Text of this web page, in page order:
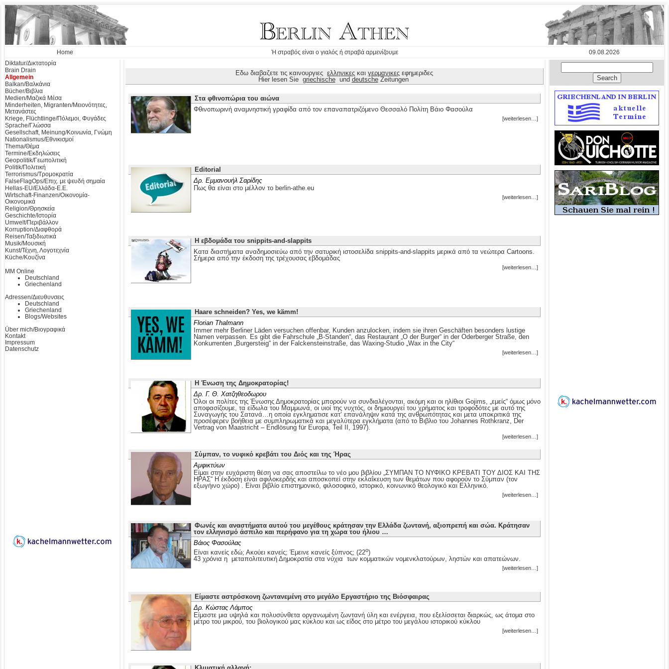
Home Ή στραβός είναι ο γιαλός ή στραβά αρμενίζουμε
09.08.2026
Diktatur/Δικτατορία
Brain Drain
Allgemein
Balkan/Βαλκάνια
Bücher/Βιβλια
Medien/Μαζικά Μέσα
Minderheiten, Migranten/Μειονότητες,
Μετανάστες
Kriege, Flüchtlinge/Πόλεμοι, Φυγάδες
Sprache/Γλώσσα
Gesellschaft, Meinung/Κοινωνία, Γνώμη
Nationalismus/Εθνικισμοί
Thema/Θέμα
Termine/Εκδηλώσεις
Geopolitik/Γεωπολιτική
Politik/Πολιτική
Terrorismus/Τρομοκρατία
FalseFlagOps/Επιχ. με ψευδή σημαία
Hellas-EU/Ελλάδα-Ε.Ε.
Wirtschaft-Finanzen/Οικονομία-
Οικονομικά
Religion/Θρησκεία
Geschichte/Ιστορία
Umwelt/Περιβάλλον
Korruption/Διαφθορά
Reisen/Ταξιδιωτικά
Musik/Μουσική
Kunst/Τέχνη, Λογοτεχνία
Küche/Κουζίνα
MM Online
Deutschland
Griechenland
Adressen/Διευθυνσεις
Deutschland
Griechenland
Blogs/Websites
Über mich/Βιογραφικά
Kontakt
Impressum
Datenschutz
Εδω διαβαζετε τις καινουργιες ελληνικες και γερμανικες εφημεριδες
Hier lesen Sie griechischeund deutscheZeitungen
Στα φθινοπώρια του αιώνα
Φθινοπωρινή αναμνηστική γραφίδα από τον επαναπατριζόμενο Θεσσαλό Πολίτη Βάιο Φασούλα
[weiterlesen…]
Editorial
Δρ. Εμμανουήλ Σαρίδης
Πως θα είναι στο μέλλον το berlin-athe.eu
[weiterlesen…]
Η εβδομάδα του snippits-and-slappits
Κατα διαστήματα αναδημοσιεύω από την σατυρική ιστοσελίδα snippits-and-slappits μερικά από τα νεώτερα Cartoons.
Σήμερα από την έκδοση της τρέχουσας εβδομάδας
[weiterlesen…]
Haare schneiden? Yes, we kämm!
Florian Thalmann
Immer mehr Berliner Läden versuchen offenbar, Kunden anzulocken, indem sie ihren Geschäften besonders lustige
Namen verpassen. Es gibt die Fahrschule „B-Standen“, das Restaurant „O der Burger“ in der Oderberger Straße, den
Konkurrenten „Burgersteig“ in der Falckensteinstraße, das Waxing-Studio „Wax in the City“
[weiterlesen…]
Η Ένωση της Δημοκρατορίας!
Δρ. Γ. Θ. Χατζηθεοδωρου
Όλοι οι πολίτες της Ένωσης Δημοκρατορίας μπορούν να συνδιαλέγονται, ακόμη και οι ηλίθιοι Gojims, „εμείς“ όμως μόνο
αποφασίζουμε, τα είδωλα του Μαμμωνά, οι υιοί της νυχτός, οι δημιουργεί του χρήματος και τροφοδότες με αυτό της
Συναγωγής του Σατανά…η οποία εγκληματισε κατ‘ επανάληψιν κατά της ανθρωπότητας και μετα υποκριτικά της
προσέφερεν βοήθεια με συμπληρωματικά και μεγαλύτερα εγκλήματα (από το Βιβλιο του Johannes Rothkranz, Der
Vertrag von Maastricht – Endlösung für Europa, Teil II, 1997).
[weiterlesen…]
Σύμπαν, το νυφικό κρεβάτι του Διός και της Ήρας
Αμφικτύων
Είμαι στην ευχάριστη θέση να σας αποστείλω το νέο μου βιβλίου „ΣΥΜΠΑΝ ΤΟ ΝΥΦΙΚΟ ΚΡΕΒΑΤΙ ΤΟΥ ΔΙΟΣ ΚΑΙ ΤΗΣ
ΗΡΑΣ“ Η έκδοση είναι αφιλοκερδής και αποσκοπεί στην εκλαΐκευση των θεμάτων που αφορούν το Σύμπαν (τον
εξωγήινο χώρο) . Είναι βιβλίο επιστημονικό, φιλοσοφικό, ιστορικό, κοινωνικό θεολογικό και Ελληνικό.
[weiterlesen…]
Φωνές και αναστήματα αυτού του μεγέθους κράτησαν την Ελλάδα ζωντανή, αξιοπρεπή και σώα. Κράτησαν
τον ελληνισμό άσπιλο και περήφανο για τη χώρα του ήλιου …
Βάιος Φασούλας
Είναι κανείς εδώ; Ακούει κανείς; Έμεινε κανείς ξύπνος; (22ο)
43 χρόνια η μεταπολιτευτική Δημοκρατία στα νύχια των κομματικών νομενκλατούρων, ληστών και απατεώνων.
[weiterlesen…]
Είμαστε αστρόσκονη ζωντανεμένη στο μεγάλο Εργαστήριο της Βιόσφαιρας
Δρ. Κώστας Λάμπος
Είμαστε μια υψηλά και πολυσύνθετα οργανωμένη ζωντανή ύλη και ενέργεια, που εξελίσσεται διαρκώς, ως άτομα στο
μέτρο του μικρού, του βιολογικού μας κύκλου και ως είδος στο μέτρο του μεγάλου ιστορικού κύκλου
[weiterlesen…]